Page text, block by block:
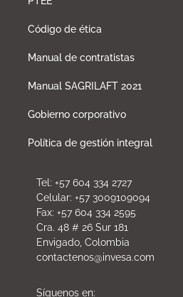
Código de ética
Manual de contratistas
Manual SAGRILAFT 2021
Gobierno corporativo
Política de gestión integral
Tel: +57 604 334 2727
Celular: +57 3009109094
Fax: +57 604 334 2595
Cra. 48 # 26 Sur 181
Envigado, Colombia
contactenos@invesa.com
Síguenos en: